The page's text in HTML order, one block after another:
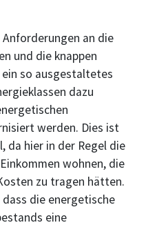
an die
und die knappen
so ausgestaltetes
dazu
werden. Dies ist
da hier in der Regel die
wohnen, die
zu tragen hätten.
die energetische
eine